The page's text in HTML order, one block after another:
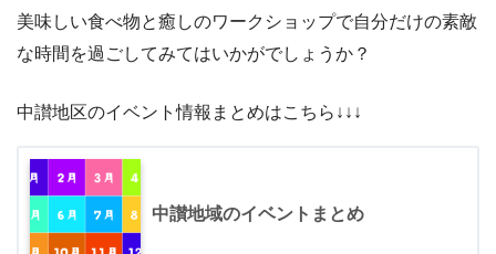
美味しい食べ物と癒しのワークショップで自分だけの素敵
な時間を過ごしてみてはいかがでしょうか？
中讃地区のイベント情報まとめはこちら↓↓↓
中讃地域のイベントまとめ